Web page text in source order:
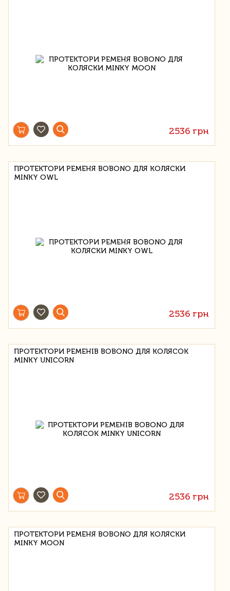
2536 грн
ПРОТЕКТОРИ РЕМЕНЯ BOBONO ДЛЯ КОЛЯСКИ
MINKY OWL
2536 грн
ПРОТЕКТОРИ РЕМЕНІВ BOBONO ДЛЯ КОЛЯСОК
MINKY UNICORN
2536 грн
ПРОТЕКТОРИ РЕМЕНЯ BOBONO ДЛЯ КОЛЯСКИ
MINKY MOON